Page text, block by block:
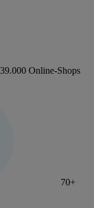
Online-Shops
70+